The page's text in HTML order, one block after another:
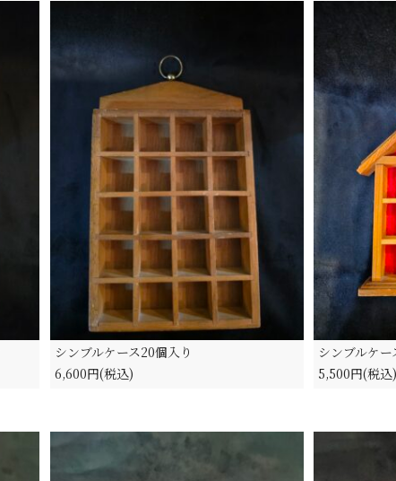
シンブルケース20個入り
6,600円(税込)
シンブルケ
5,500円(税込